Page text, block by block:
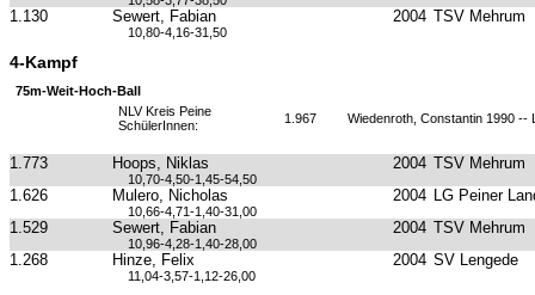
1.130 Sewert, Fabian 2004 TSV Mehrum
10,80-4,16-31,50
4-Kampf
75m-Weit-Hoch-Ball
NLV Kreis Peine
SchülerInnen:
1.967 Wiedenroth, Constantin 1990 --
1.773 Hoops, Niklas 2004 TSV Mehrum
10,70-4,50-1,45-54,50
1.626 Mulero, Nicholas 2004 LG Peiner
10,66-4,71-1,40-31,00
1.529 Sewert, Fabian 2004 TSV Mehrum
10,96-4,28-1,40-28,00
1.268 Hinze, Felix 2004 SV Lengede
11,04-3,57-1,12-26,00